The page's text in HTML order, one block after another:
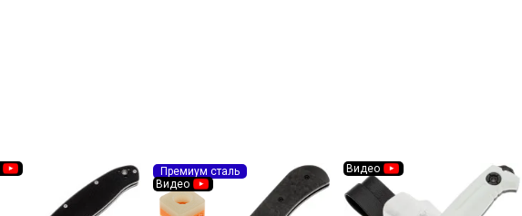
Премиум сталь
Видео
Видео